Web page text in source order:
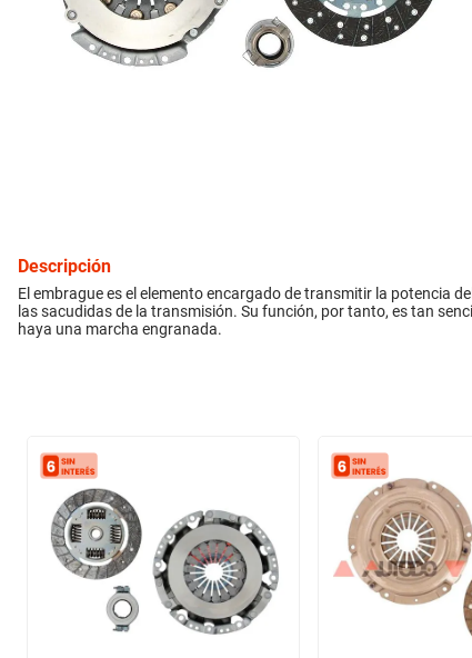
inyección
equipamiento
Descripción
El embrague es el elemento encargado de transmitir la potencia
las sacudidas de la transmisión. Su función, por tanto, es tan
haya una marcha engranada.
10. citroen c4